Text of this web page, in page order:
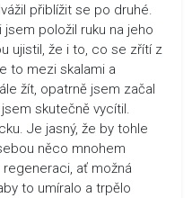
přiblížit se po druhé.
položil ruku na jeho
ujistil, že i to, co se zřítí z
to mezi skalami a
žít, opatrně jsem začal
skutečně vycítil.
Je jasný, že by tohle
něco mnohem
ať možná
to umíralo a trpělo